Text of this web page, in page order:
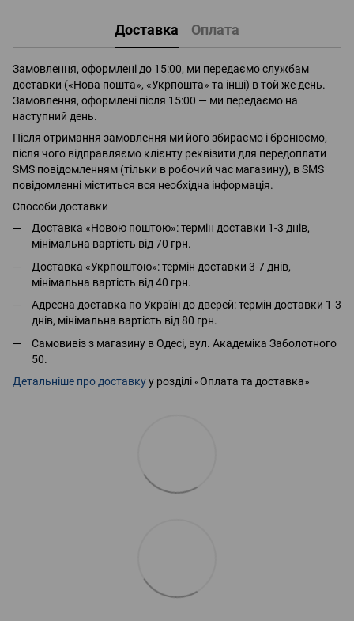
Доставка Оплата
Замовлення, оформлені до 15:00, ми передаємо службам
доставки («Нова пошта», «Укрпошта» та інші) в той же день.
Замовлення, оформлені після 15:00 — ми передаємо на
наступний день.
Після отримання замовлення ми його збираємо і бронюємо,
після чого відправляємо клієнту реквізити для передоплати
SMS повідомленням (тільки в робочий час магазину), в SMS
повідомленні міститься вся необхідна інформація.
Способи доставки
Доставка «Новою поштою»: термін доставки 1-3 днів,
мінімальна вартість від 70 грн.
Доставка «Укрпоштою»: термін доставки 3-7 днів,
мінімальна вартість від 40 грн.
Адресна доставка по Україні до дверей: термін доставки 1-3
днів, мінімальна вартість від 80 грн.
Самовивіз з магазину в Одесі, вул. Академіка Заболотного
50.
Детальніше про доставкуу розділі «Оплата та доставка»